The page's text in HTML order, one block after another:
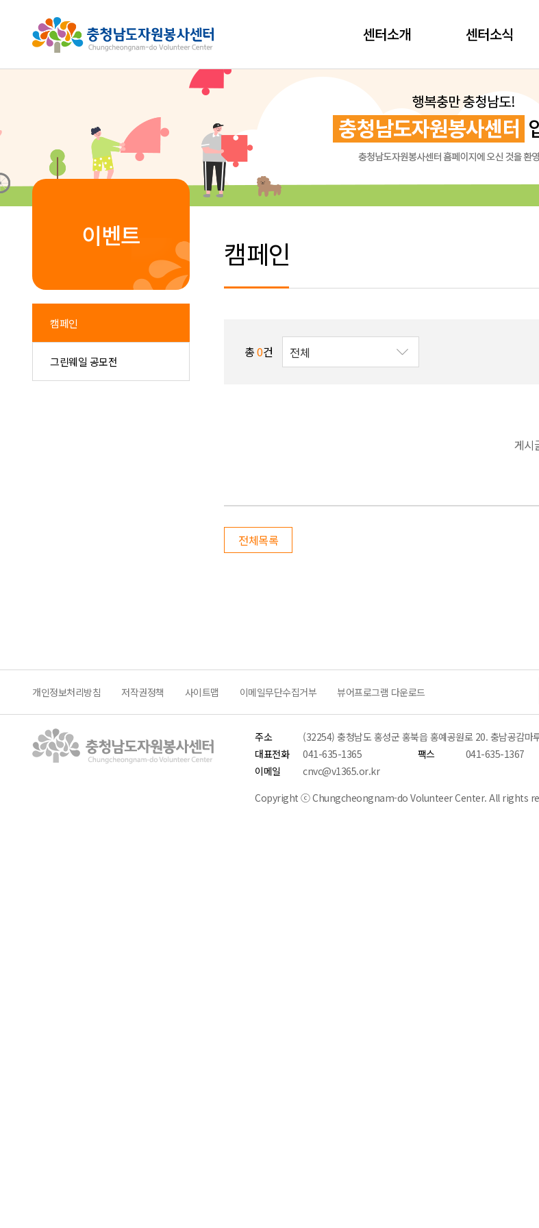
센터소개 센터소식
이벤트
캠페인
그린웨일 공모전
캠페인
총0건
게시
전체목록
개인정보처리방침 저작권정책 사이트맵 이메일무단수집거부 뷰어프로그램 다운로드
주소
(32254) 충청남도 홍성군 홍북읍 홍예공원로 20. 충남공감마
대표전화
041-635-1365 팩스
041-635-1367
이메일
cnvc@v1365.or.kr
Copyright ⓒ Chungcheongnam-do Volunteer Center. All rights